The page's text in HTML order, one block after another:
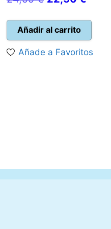
original
era:
24,99 €.
es:
Añadir al carrito
Añade a Favoritos